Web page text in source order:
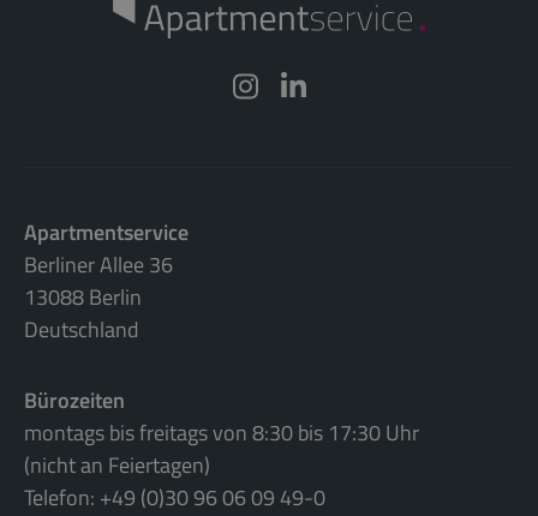
Apartmentservice
Berliner Allee 36
13088 Berlin
Deutschland
Bürozeiten
montags bis freitags von 8:30 bis 17:30 Uhr
(nicht an Feiertagen)
Telefon: +49 (0)30 96 06 09 49-0